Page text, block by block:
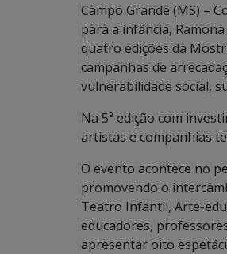
Campo Grande (MS) –
para a infância,
quatro edições da
campanhas de
vulnerabilidade social,
Na 5ª edição com
artistas e companhias
O evento acontece no
promovendo o
Teatro Infantil, Arte-
educadores,
apresentar oito